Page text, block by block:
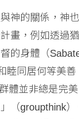
神的關係，神
畫，例如透過
的身體（
睦同居何等美
體並非總是完
（groupthink